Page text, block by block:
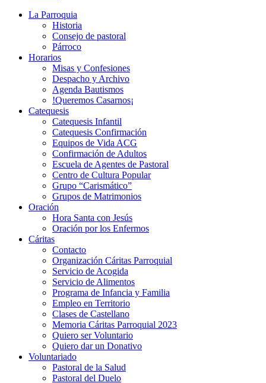
La Parroquia
Historia
Consejo de pastoral
Párroco
Horarios
Misas y Confesiones
Despacho y Archivo
Agenda Bautismos
!Queremos Casarnos¡
Catequesis
Catequesis Infantil
Catequesis Confirmación
Equipos de Vida ACG
Confirmación de Adultos
Escuela de Agentes de Pastoral
Centro de Cultura Popular
Grupo “Carismático”
Grupos de Matrimonios
Oración
Hora Santa con Jesús
Oración por los Enfermos
Cáritas
Contacto
Organización Cáritas Parroquial
Servicio de Acogida
Servicio de Alimentos
Programa de Infancia y Familia
Empleo en Territorio
Clases de Castellano
Memoria Cáritas Parroquial 2023
Quiero ser Voluntario
Quiero dar un Donativo
Voluntariado
Pastoral de la Salud
Pastoral del Duelo